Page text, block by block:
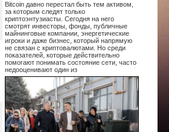
Bitcoin давно перестал быть тем активом,
за которым следят только
криптоэнтузиасты. Сегодня на него
смотрят инвесторы, фонды, публичные
майнинговые компании, энергетические
игроки и даже бизнес, который напрямую
не связан с криптовалютами. Но среди
показателей, которые действительно
помогают понимать состояние сети, часто
недооценивают один из